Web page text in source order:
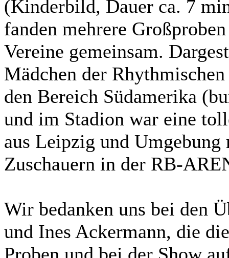
(Kinderbild, Dauer ca. 7
fanden mehrere
Vereine gemeinsam.
Mädchen der
den Bereich Südamerika
und im Stadion war eine
aus Leipzig und
Zuschauern in der RB-
Wir bedanken uns bei den
und Ines Ackermann, die